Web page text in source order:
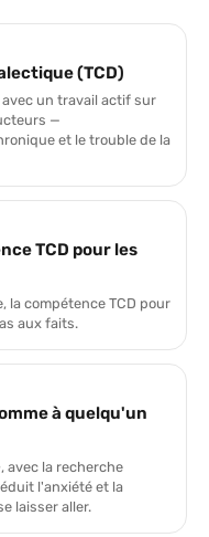
(TCD)
avec un travail actif sur
—
et le trouble de la
TCD pour les
la compétence TCD pour
aux faits.
à quelqu'un
avec la recherche
l'anxiété et la
laisser aller.